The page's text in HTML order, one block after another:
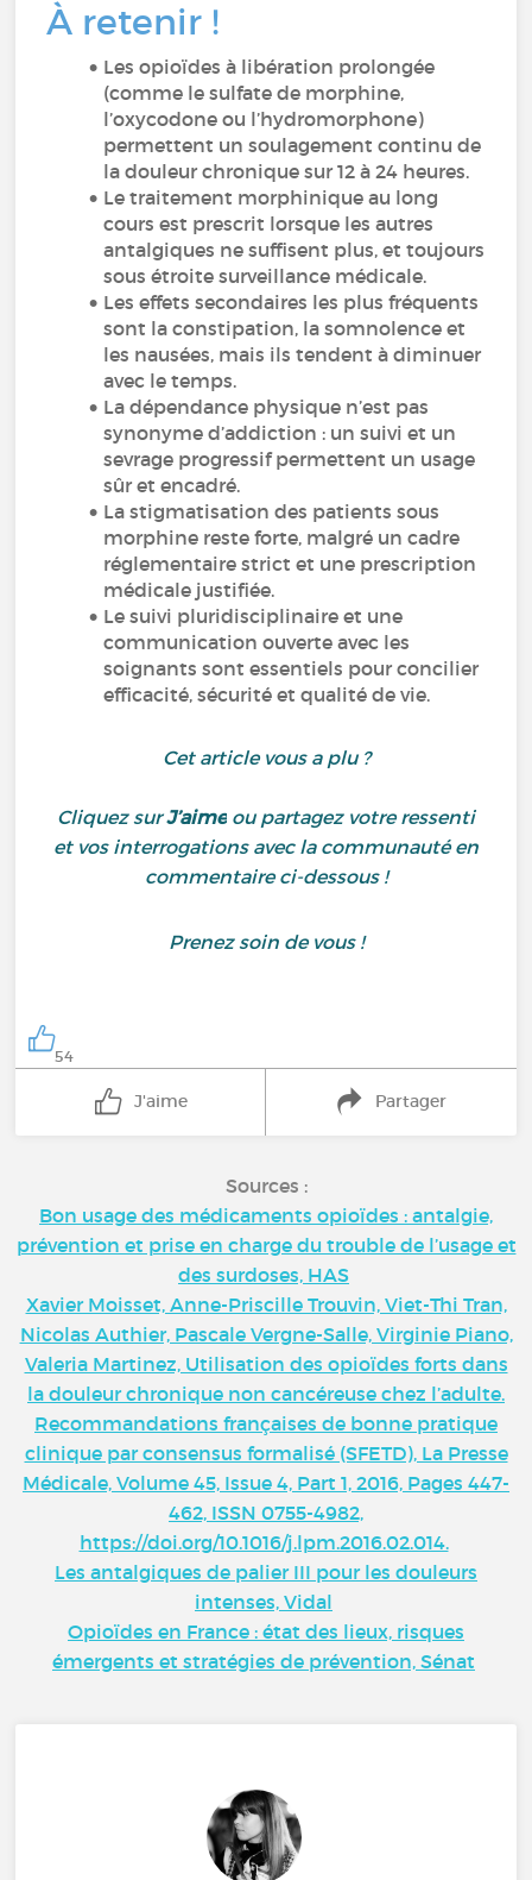
À retenir !
Les opioïdes à libération prolongée
(comme le sulfate de morphine,
l’oxycodone ou l’hydromorphone)
permettent un soulagement continu de
la douleur chronique sur 12 à 24 heures.
Le traitement morphinique au long
cours est prescrit lorsque les autres
antalgiques ne suffisent plus, et toujours
sous étroite surveillance médicale.
Les effets secondaires les plus fréquents
sont la constipation, la somnolence et
les nausées, mais ils tendent à diminuer
avec le temps.
La dépendance physique n’est pas
synonyme d’addiction : un suivi et un
sevrage progressif permettent un usage
sûr et encadré.
La stigmatisation des patients sous
morphine reste forte, malgré un cadre
réglementaire strict et une prescription
médicale justifiée.
Le suivi pluridisciplinaire et une
communication ouverte avec les
soignants sont essentiels pour concilier
efficacité, sécurité et qualité de vie.
Cet article vous a plu ?
Cliquez surJ’aime ou partagez votre ressenti
et vos interrogations avec la communauté en
commentaire ci-dessous !
Prenez soin de vous !
54
J'aime Partager
Sources :
Bon usage des médicaments opioïdes : antalgie,
prévention et prise en charge du trouble de l’usage et
des surdoses, HAS
Xavier Moisset, Anne-Priscille Trouvin, Viet-Thi Tran,
Nicolas Authier, Pascale Vergne-Salle, Virginie Piano,
Valeria Martinez, Utilisation des opioïdes forts dans
la douleur chronique non cancéreuse chez l’adulte.
Recommandations françaises de bonne pratique
clinique par consensus formalisé (SFETD), La Presse
Médicale, Volume 45, Issue 4, Part 1, 2016, Pages 447-
462, ISSN 0755-4982,
https://doi.org/10.1016/j.lpm.2016.02.014.
Les antalgiques de palier III pour les douleurs
intenses, Vidal
Opioïdes en France : état des lieux, risques
émergents et stratégies de prévention, Sénat